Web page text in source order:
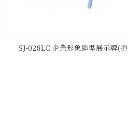
SJ-028LC 企業形象造型展示牌(拒